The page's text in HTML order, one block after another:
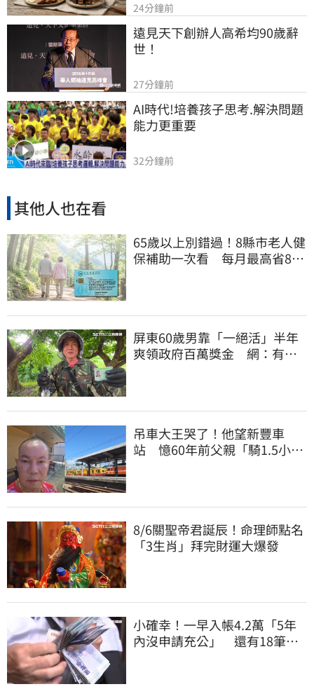
24分鐘前
遠見天下創辦人高希均90歲辭
世！
27分鐘前
AI時代!培養孩子思考.解決問題
能力更重要
32分鐘前
其他人也在看
65歲以上別錯過！8縣市老人健
保補助一次看 每月最高省826
屏東60歲男靠「一絕活」半年
爽領政府百萬獎金 網：有人
吊車大王哭了！他望新豐車
站 憶60年前父親「騎1.5小時
8/6關聖帝君誕辰！命理師點名
「3生肖」拜完財運大爆發
小確幸！一早入帳4.2萬「5年
內沒申請充公」 還有18筆錢